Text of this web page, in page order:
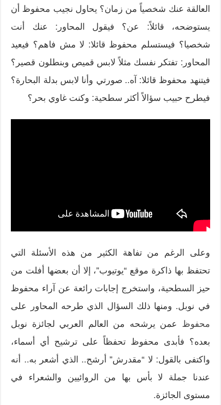
العالقة عنك شخصياً من زمان؟ يحاول نجيب محفوظ أن
يستوضحه، قائلاً: عن؟ فيقول المحاور: عنك أنت
شخصيا؟ فيستسلم محفوظ قائلا: لا مش فاهم؟ فيعيد
المحاور: تفتكر نفسك مثلاً لابس قميص وبنطلون قصير؟
فيتنهد محفوظ قائلا: آه.. صورتي وأنا لابس بدلة البحارة؟
فيطرح حبيب سؤالاً أكثر سطحية: وكنت غاوي بحر؟
وعلى الرغم من تفاهة الكثير من هذه الأسئلة التي
تحتفظ بها ذاكرة موقع “يوتيوب”، إلا أن بعضها أفلت من
حيز السطحية، واستخرج إجابات رائعة عن آراء محفوظ
في نوبل. ومنها ذلك السؤال الذي طرحه المحاور على
محفوظ عمن يرشحه من العالم العربي لجائزة نوبل
بعده؟ فأبدى محفوظ تحفظاً على ترشيح أي أسماء،
واكتفى بالقول: لا “مقدرش” أرشح.. الذي أشعر به.. أنه
عندنا جملة لا بأس بها من الروائيين والشعراء في
مستوى الجائزة.